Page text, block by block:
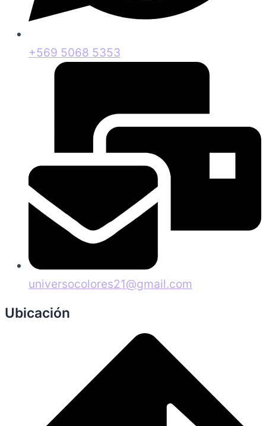
+569 5068 5353
universocolores21@gmail.com
Ubicación